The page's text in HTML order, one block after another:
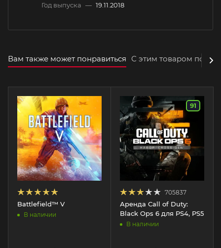
Год выпуска — 19.11.2018
Вам также может понравиться С этим товаром
Battlefield™ V
В наличии
91
705837
Аренда Call of Duty:
Black Ops 6 для PS4, PS5
В наличии